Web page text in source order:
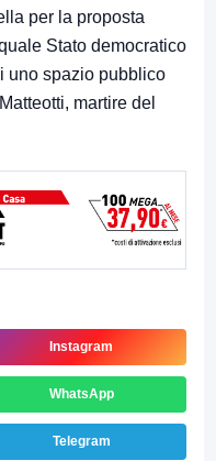
per la proposta
Stato democratico
uno spazio pubblico
martire del
Instagram
WhatsApp
Telegram